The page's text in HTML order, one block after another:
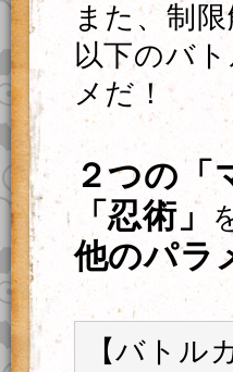
また、制
以下のバ
メだ！
２つの「
「忍術」
他のパラ
【バトル